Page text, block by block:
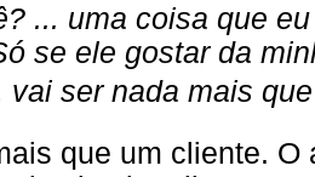
... uma coisa que
se ele gostar da
vai ser nada mais que
que um cliente.